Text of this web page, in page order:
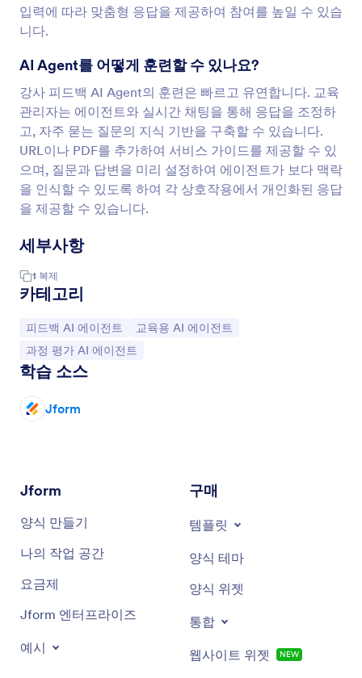
입력에 따라 맞춤형 응답을 제공하여 참여를 높일 수 있습
니다.
AI Agent를 어떻게 훈련할 수 있나요?
강사 피드백 AI Agent의 훈련은 빠르고 유연합니다. 교육
관리자는 에이전트와 실시간 채팅을 통해 응답을 조정하
고, 자주 묻는 질문의 지식 기반을 구축할 수 있습니다.
URL이나 PDF를 추가하여 서비스 가이드를 제공할 수 있
으며, 질문과 답변을 미리 설정하여 에이전트가 보다 맥락
을 인식할 수 있도록 하여 각 상호작용에서 개인화된 응답
을 제공할 수 있습니다.
세부사항
1 복제
카테고리
카테고리로 이동:
피드백 AI 에이전트 카테고리로 이동:
교육용 AI 에이전트
카테고리로 이동:
과정 평가 AI 에이전트
학습 소스
Jform
Jform
양식 만들기
나의 작업 공간
요금제
Jform 엔터프라이즈
예시
구매
템플릿
양식 테마
양식 위젯
통합
웹사이트 위젯 NEW